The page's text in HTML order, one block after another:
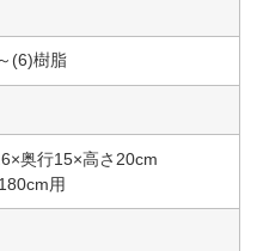
(6)樹脂
奥行15×高さ20cm
用